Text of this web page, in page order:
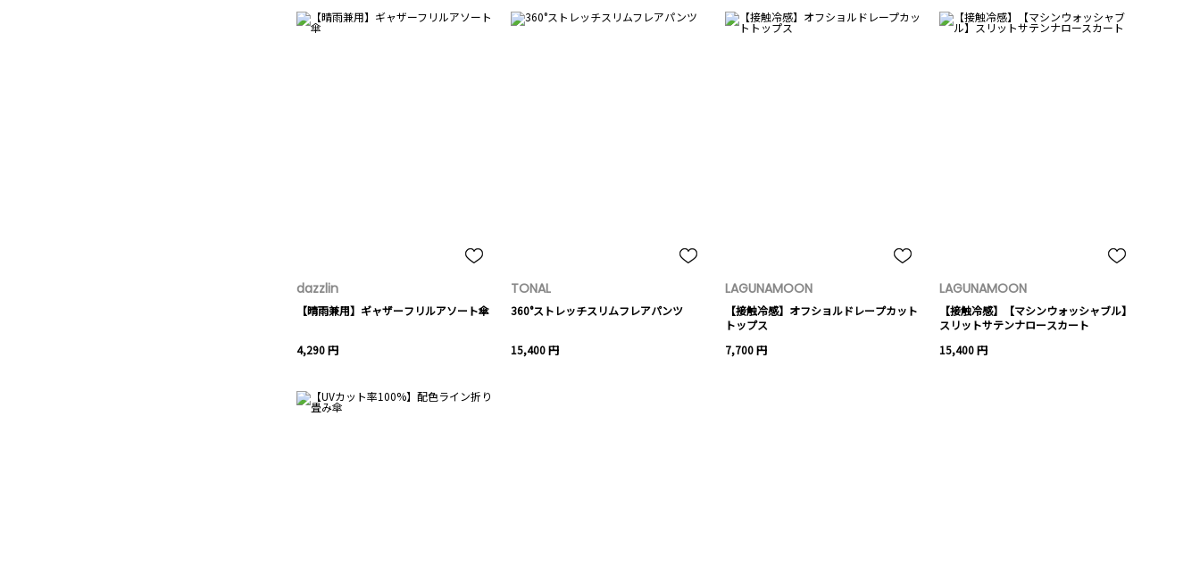
dazzlin
【晴雨兼用】ギャザーフリルアソート傘
4,290 円
TONAL
360°ストレッチスリムフレアパンツ
15,400 円
LAGUNAMOON
【接触冷感】オフショルドレープカット
トップス
7,700 円
LAGUNAMOON
【接触冷感】【マシンウォッシャブル】
スリットサテンナロースカート
15,400 円